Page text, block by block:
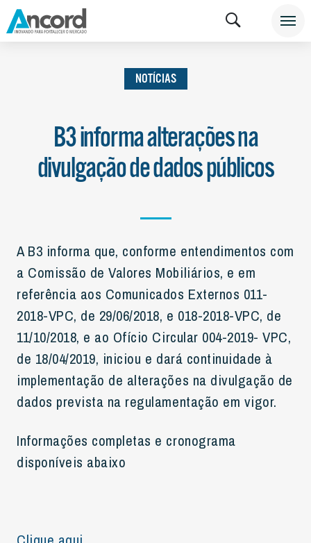
INSTITUCIONAL NOTÍCIAS
NOTÍCIAS
B3 informa alterações na
divulgação de dados públicos
A B3 informa que, conforme entendimentos com
a Comissão de Valores Mobiliários, e em
referência aos Comunicados Externos 011-
2018-VPC, de 29/06/2018, e 018-2018-VPC, de
11/10/2018, e ao Ofício Circular 004-2019- VPC,
de 18/04/2019, iniciou e dará continuidade à
implementação de alterações na divulgação de
dados prevista na regulamentação em vigor.
Informações completas e cronograma
disponíveis abaixo